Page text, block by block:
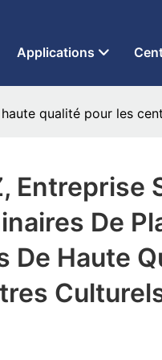
Applications
qualité pour les
Entreprise
De
De Haute